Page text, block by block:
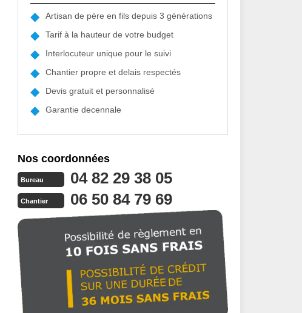
Artisan de père en fils depuis 3 générations
Tarif à la hauteur de votre budget
Interlocuteur unique pour le suivi
Chantier propre et delais respectés
Devis gratuit et personnalisé
Garantie decennale
Nos coordonnées
Bureau 04 82 29 38 05
Chantier 06 50 84 79 69